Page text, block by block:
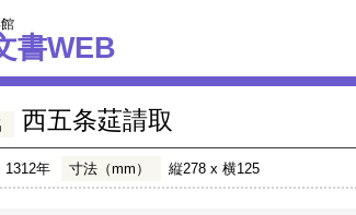
書WEB
西五条莚請取
1312年 寸法（mm） 縦278 x 横125